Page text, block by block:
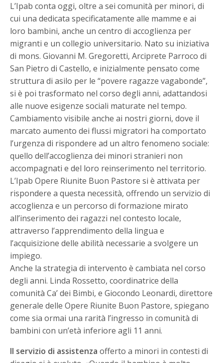
L’Ipab conta oggi, oltre a sei comunità per minori, di
cui una dedicata specificatamente alle mamme e ai
loro bambini, anche un centro di accoglienza per
migranti e un collegio universitario. Nato su iniziativa
di mons. Giovanni M. Gregoretti, Arciprete Parroco di
San Pietro di Castello, e inizialmente pensato come
struttura di asilo per le “povere ragazze vagabonde”,
si è poi trasformato nel corso degli anni, adattandosi
alle nuove esigenze sociali maturate nel tempo.
Cambiamento visibile anche ai nostri giorni, dove il
marcato aumento dei flussi migratori ha comportato
l’urgenza di rispondere ad un altro fenomeno sociale:
quello dell’accoglienza dei minori stranieri non
accompagnati e del loro reinserimento nel territorio.
L’Ipab Opere Riunite Buon Pastore si è attivata per
rispondere a questa necessità, offrendo un servizio di
accoglienza e un percorso di formazione mirato
all’inserimento dei ragazzi nel contesto locale,
attraverso l’apprendimento della lingua e
l’acquisizione delle abilità necessarie a svolgere un
impiego.
Anche la strategia di intervento è cambiata nel corso
degli anni. Linda Rossetto, coordinatrice della
comunità Ca’ dei Bimbi, e Giocondo Leonardi, direttore
generale delle Opere Riunite Buon Pastore, spiegano
come sia ormai una rarità l’ingresso in comunità di
bambini con un’età inferiore agli 11 anni.
Il servizio di assistenza offerto a minori in contesti di